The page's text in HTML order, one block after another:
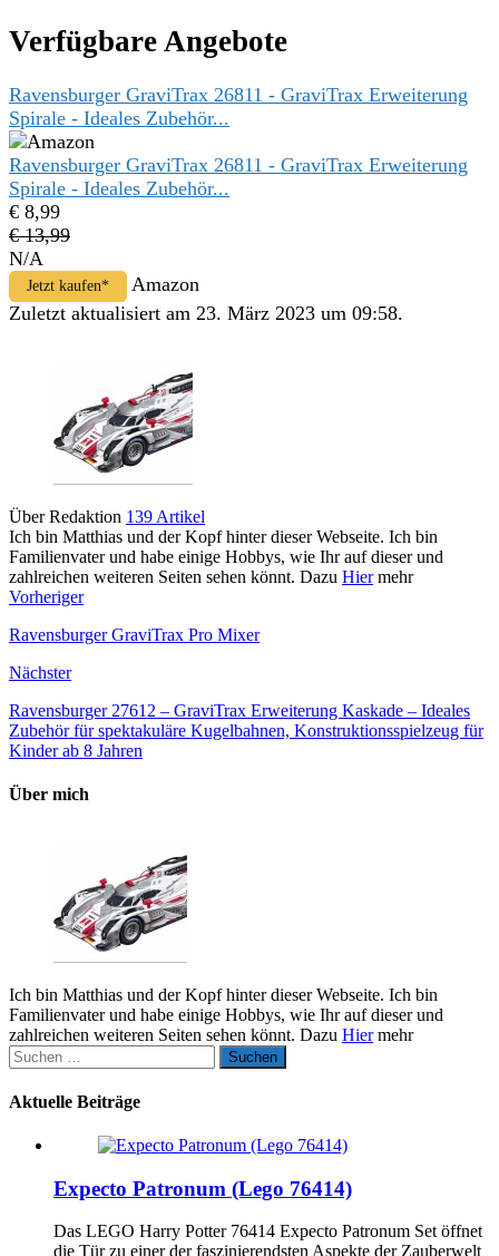
Verfügbare Angebote
Ravensburger GraviTrax 26811 - GraviTrax Erweiterung
Spirale - Ideales Zubehör...
Ravensburger GraviTrax 26811 - GraviTrax Erweiterung
Spirale - Ideales Zubehör...
€ 8,99
€ 13,99
N/A
Jetzt kaufen*
Amazon
Zuletzt aktualisiert am 23. März 2023 um 09:58.
Über Redaktion 139 Artikel
Ich bin Matthias und der Kopf hinter dieser Webseite. Ich bin
Familienvater und habe einige Hobbys, wie Ihr auf dieser und
zahlreichen weiteren Seiten sehen könnt. Dazu Hiermehr
Vorheriger
Ravensburger GraviTrax Pro Mixer
Nächster
Ravensburger 27612 – GraviTrax Erweiterung Kaskade – Ideales
Zubehör für spektakuläre Kugelbahnen, Konstruktionsspielzeug für
Kinder ab 8 Jahren
Über mich
Ich bin Matthias und der Kopf hinter dieser Webseite. Ich bin
Familienvater und habe einige Hobbys, wie Ihr auf dieser und
zahlreichen weiteren Seiten sehen könnt. Dazu Hiermehr
Suchen
nach:
Aktuelle Beiträge
Expecto Patronum (Lego 76414)
Das LEGO Harry Potter 76414 Expecto Patronum Set öffnet
die Tür zu einer der faszinierendsten Aspekte der Zauberwelt